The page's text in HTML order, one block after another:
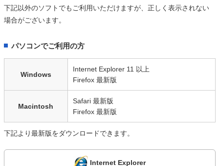
下記以外のソフトでもご利用いただけますが、正しく表示されない
場合がございます。
パソコンでご利用の方
Windows
Internet Explorer 11 以上
Firefox 最新版
Macintosh
Safari 最新版
Firefox 最新版
下記より最新版をダウンロードできます。
Internet Explorer